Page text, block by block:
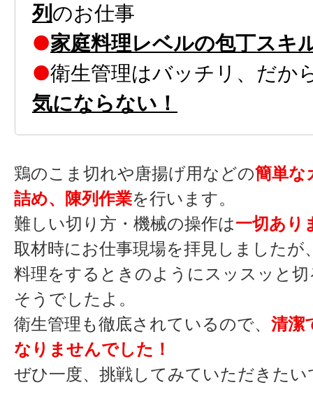
列 のお仕事
●家庭料理レベルの包丁スキ
●衛生管理はバッチリ、だか
気にならない！
鶏のこま切れや唐揚げ用などの簡単な
詰め、陳列作業を行います。
難しい切り方・機械の操作は一切あり
取材時にお仕事現場を拝見しましたが
料理をするときのようにスッスッと
そうでしたよ。
衛生管理も徹底されているので、 清潔
なりませんでした！
ぜひ一度、挑戦してみていただきたい